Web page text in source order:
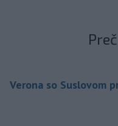
Verona so Suslovom